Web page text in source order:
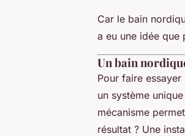
Car le bain
a eu une idée que
Un bain
Pour faire
un système
mécanisme
résultat ? Une